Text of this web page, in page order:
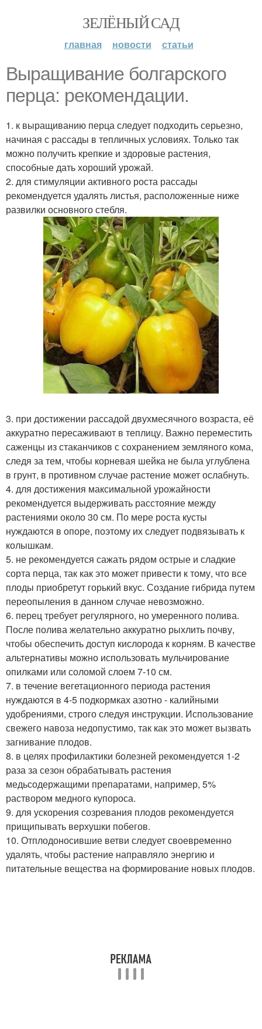
ЗЕЛЁНЫЙ САД
главная новости статьи
Выращивание болгарского
перца: рекомендации.
1. к выращиванию перца следует подходить серьезно,
начиная с рассады в тепличных условиях. Только так
можно получить крепкие и здоровые растения,
способные дать хороший урожай.
2. для стимуляции активного роста рассады
рекомендуется удалять листья, расположенные ниже
развилки основного стебля.
3. при достижении рассадой двухмесячного возраста, её
аккуратно пересаживают в теплицу. Важно переместить
саженцы из стаканчиков с сохранением земляного кома,
следя за тем, чтобы корневая шейка не была углублена
в грунт, в противном случае растение может ослабнуть.
4. для достижения максимальной урожайности
рекомендуется выдерживать расстояние между
растениями около 30 см. По мере роста кусты
нуждаются в опоре, поэтому их следует подвязывать к
колышкам.
5. не рекомендуется сажать рядом острые и сладкие
сорта перца, так как это может привести к тому, что все
плоды приобретут горький вкус. Создание гибрида путем
переопыления в данном случае невозможно.
6. перец требует регулярного, но умеренного полива.
После полива желательно аккуратно рыхлить почву,
чтобы обеспечить доступ кислорода к корням. В качестве
альтернативы можно использовать мульчирование
опилками или соломой слоем 7-10 см.
7. в течение вегетационного периода растения
нуждаются в 4-5 подкормках азотно - калийными
удобрениями, строго следуя инструкции. Использование
свежего навоза недопустимо, так как это может вызвать
загнивание плодов.
8. в целях профилактики болезней рекомендуется 1-2
раза за сезон обрабатывать растения
медьсодержащими препаратами, например, 5%
раствором медного купороса.
9. для ускорения созревания плодов рекомендуется
прищипывать верхушки побегов.
10. Отплодоносившие ветви следует своевременно
удалять, чтобы растение направляло энергию и
питательные вещества на формирование новых плодов.